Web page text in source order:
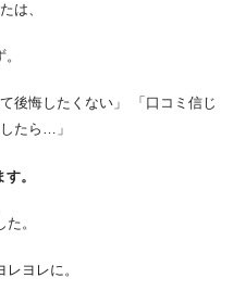
は、
後悔したくない」 「口コミ信じ
たら…」
。
。
ヨレに。